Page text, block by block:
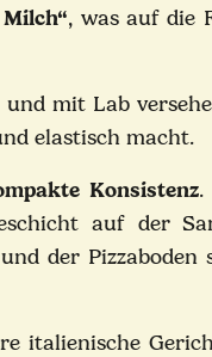
, was auf die
mit Lab
elastisch macht.
Konsistenz.
auf der
und der Pizzaboden
italienische